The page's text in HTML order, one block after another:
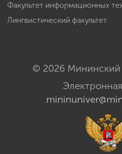
Факультет информационных
Лингвистический факультет
© 2026 Мининский